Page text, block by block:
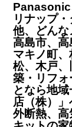
Panasonic
リナップ
他、どん
高島市、高
マキノ町
松、木戸
築・リフ
となら地
店（株）」
外断熱、